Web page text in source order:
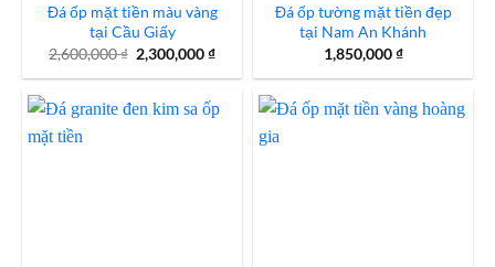
Đá ốp mặt tiền màu vàng
tại Cầu Giấy
2,600,000₫ Giá
gốc
là:
2,600,000 ₫.
2,300,000₫Giá
tại
2,300,000 ₫.
Đá ốp tường mặt tiền đẹp
tại Nam An Khánh
1,850,000₫